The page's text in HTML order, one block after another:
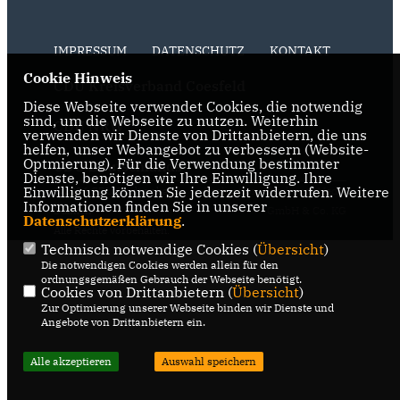
IMPRESSUM DATENSCHUTZ KONTAKT
CDU Kreisverband Coesfeld
CDU NRW
CDU Deutschlands
@2026 CDU Stadtverband
Dülmen
Alle Rechte vorbehalten.
Realisation: Sharkness Media
Cookie Hinweis
Diese Webseite verwendet Cookies, die notwendig
sind, um die Webseite zu nutzen. Weiterhin
verwenden wir Dienste von Drittanbietern, die uns
helfen, unser Webangebot zu verbessern (Website-
Optmierung). Für die Verwendung bestimmter
Dienste, benötigen wir Ihre Einwilligung. Ihre
Einwilligung können Sie jederzeit widerrufen. Weitere
Informationen finden Sie in unserer
Datenschutzerklärung.
Technisch notwendige Cookies (Übersicht)
Die notwendigen Cookies werden allein für den
ordnungsgemäßen Gebrauch der Webseite benötigt.
Cookies von Drittanbietern (Übersicht)
Zur Optimierung unserer Webseite binden wir Dienste und
Angebote von Drittanbietern ein.
Alle akzeptieren Auswahl speichern